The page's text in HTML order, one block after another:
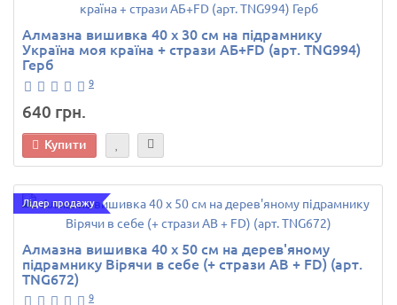
Алмазна вишивка 40 х 30 см на підрамнику
Україна моя країна + стрази АБ+FD (арт. TNG994)
Герб
9
640 грн.
Купити
Лідер продажу
Алмазна вишивка 40 х 50 см на дерев'яному
підрамнику Вірячи в себе (+ стрази AB + FD) (арт.
TNG672)
9